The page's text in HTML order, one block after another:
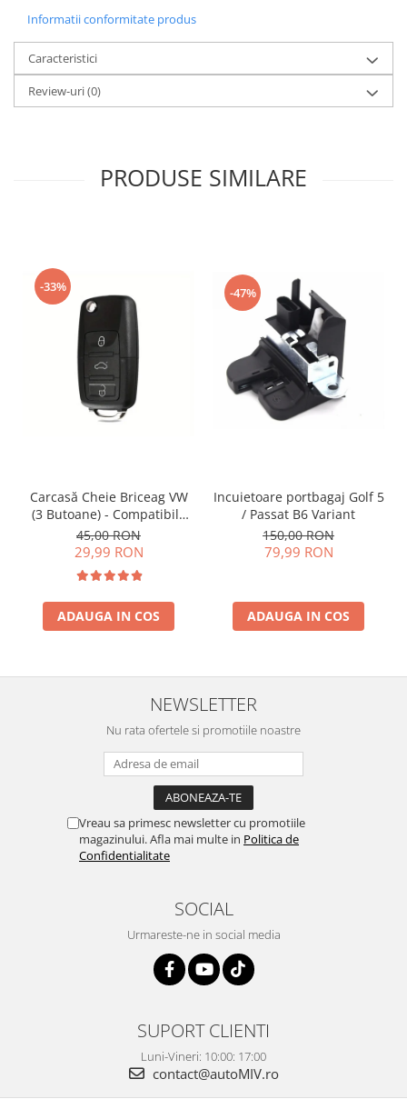
Informatii conformitate produs
Caracteristici
Review-uri(0)
PRODUSE SIMILARE
-33%
Carcasă Cheie Briceag VW
(3 Butoane) - Compatibilă
Golf 5, Jetta, Touran etc
45,00 RON
29,99 RON
ADAUGA IN COS
-47%
Incuietoare portbagaj Golf 5
/ Passat B6 Variant
150,00 RON
79,99 RON
ADAUGA IN COS
NEWSLETTER
Nu rata ofertele si promotiile noastre
Vreau sa primesc newsletter cu promotiile
magazinului. Afla mai multe in Politica de
Confidentialitate
SOCIAL
Urmareste-ne in social media
SUPORT CLIENTI
Luni-Vineri: 10:00: 17:00
contact@autoMIV.ro